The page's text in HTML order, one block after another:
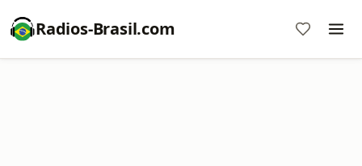
Radios-Brasil.com